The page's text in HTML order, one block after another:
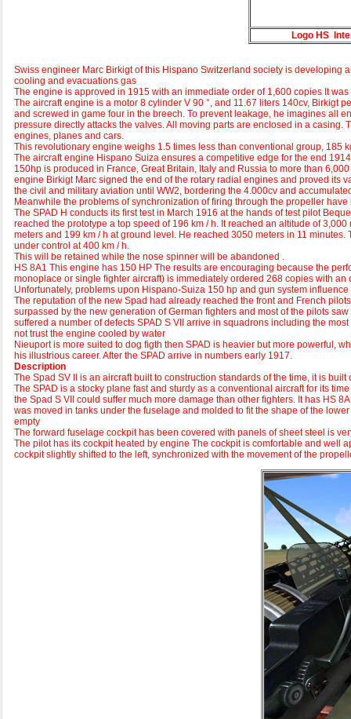
Logo HS
Swiss engineer Marc Birkigt of this Hispano Switzerland society is
cooling and evacuations gas
The engine is approved in 1915 with an immediate order of 1,600 copies It
The aircraft engine is a motor 8 cylinder V 90 °, and 11.67 liters 140cv,
and screwed in game four in the breech. To prevent leakage, he imagines all
pressure directly attacks the valves. All moving parts are enclosed in a
engines, planes and cars.
This revolutionary engine weighs 1.5 times less than conventional group, 185
The aircraft engine Hispano Suiza ensures a competitive edge for the end
150hp is produced in France, Great Britain, Italy and Russia to more than
engine Birkigt Marc signed the end of the rotary radial engines and proved its
the civil and military aviation until WW2, bordering the 4.000cv and
Meanwhile the problems of synchronization of firing through the propeller
The SPAD H conducts its first test in March 1916 at the hands of test pilot
reached the prototype a top speed of 196 km / h. It reached an altitude of
meters and 199 km / h at ground level. He reached 3050 meters in 11
under control at 400 km / h.
This will be retained while the nose spinner will be abandoned .
HS 8A1 This engine has 150 HP The results are encouraging because the
monoplace or single fighter aircraft) is immediately ordered 268 copies with
Unfortunately, problems upon Hispano-Suiza 150 hp and gun system
The reputation of the new Spad had already reached the front and French
surpassed by the new generation of German fighters and most of the pilots
suffered a number of defects SPAD S VII arrive in squadrons including the
not trust the engine cooled by water
Nieuport is more suited to dog figth then SPAD is heavier but more powerful,
his illustrious career. After the SPAD arrive in numbers early 1917.
Description
The Spad SV II is an aircraft built to construction standards of the time, it is
The SPAD is a stocky plane fast and sturdy as a conventional aircraft for its
the Spad S VII could suffer much more damage than other fighters. It has HS
was moved in tanks under the fuselage and molded to fit the shape of the
empty
The forward fuselage cockpit has been covered with panels of sheet steel is
The pilot has its cockpit heated by engine The cockpit is comfortable and well
cockpit slightly shifted to the left, synchronized with the movement of the